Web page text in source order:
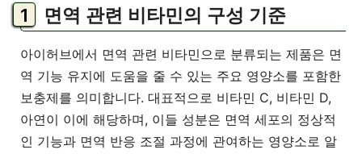
면역 관련 비타민의 구성 기준
아이허브에서 면역 관련 비타민으로 분류되는 제품은 면
역 기능 유지에 도움을 줄 수 있는 주요 영양소를 포함한
보충제를 의미합니다. 대표적으로 비타민 C, 비타민 D,
아연이 이에 해당하며, 이들 성분은 면역 세포의 정상적
인 기능과 면역 반응 조절 과정에 관여하는 영양소로 알